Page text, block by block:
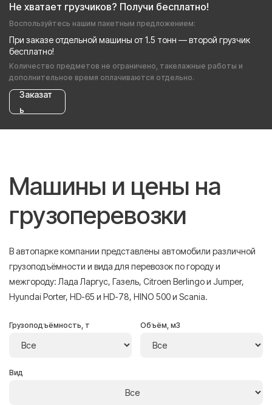
Не хватает грузчиков? Получи бесплатно!
Воспользуйтесь нашим пакетным предложением:
При заказе отдельной машины от 1.5 тонн — второй грузчик
бесплатно!
Количество предметов не ограничено, такелажные работы и
дополнительное время оплачиваются отдельно.
Заказат
ь
Машины и цены на
грузоперевозки
В автопарке компании представлены автомобили различной
грузоподъёмности и вида для перевозок по городу и
межгороду: Лада Ларгус, Газель, Citroen Berlingo и Jumper,
Hyundai Porter, HD-65 и HD-78, HINO 500 и Scania.
Грузоподъёмность, т Объём, м3
Вид